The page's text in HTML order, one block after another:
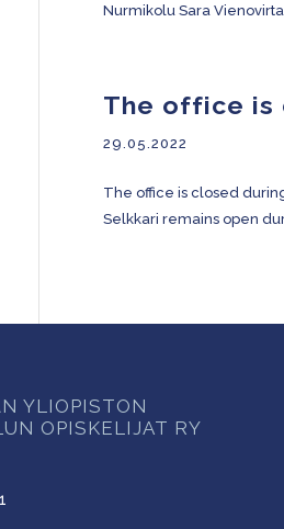
Nurmikolu Sara Vienovirta
The office is
29.05.2022
The office is closed
Selkkari remains open
YLIOPISTON
OPISKELIJAT RY